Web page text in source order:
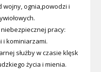
wojny, ognia,powodzi i
pracy:
i kominiarzami.
służby w czasie klęsk
życia i mienia.